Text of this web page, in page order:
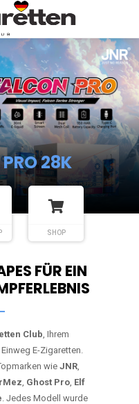
MAX
SHOP
FÜR EIN
Club, Ihrem
E-Zigaretten.
wie JNR,
, Ghost Pro, Elf
. Jedes Modell wurde